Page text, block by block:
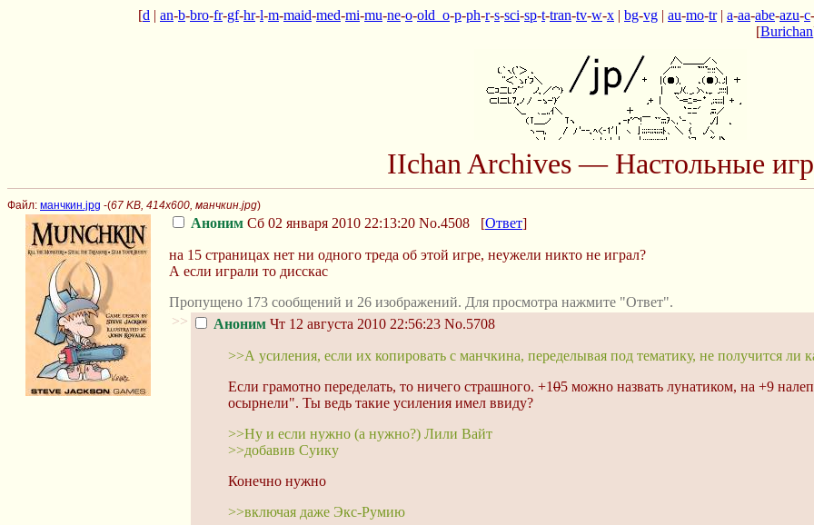
[d | an-b-bro-fr-gf-hr-l-m-maid-med-mi-mu-ne-o-old_o-p-ph-r-s-sci-sp-t-tran-tv-w-x | bg-vg | au-mo-tr| a-aa-abe-azu-c-
[Burichan
IIchan Archives — Настольные
Файл: манчкин.jpg -(67 KB, 414x600, манчкин.jpg)
Аноним Сб 02 января 2010 22:13:20 No.4508 [Ответ]
на 15 страницах нет ни одного треда об этой игре, неужели никто не играл?
А если играли то дисскас
Пропущено 173 сообщений и 26 изображений. Для просмотра нажмите "Ответ".
>>
Аноним Чт 12 августа 2010 22:56:23 No.5708
>>А усиления, если их копировать с манчкина, переделывая под тематику, не получится ли
Если грамотно переделать, то ничего страшного. +105 можно назвать лунатиком, на +9
осырнели". Ты ведь такие усиления имел ввиду?
>>Ну и если нужно (а нужно?) Лили Вайт
>>добавив Суику
Конечно нужно
>>включая даже Экс-Румию